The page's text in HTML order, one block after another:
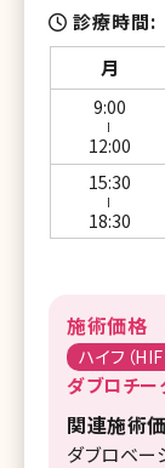
診療時間
月
9:00
12:00
15:30
18:30
施術価格
ハイフ（
ダブロチー
関連施術
ダブロベー